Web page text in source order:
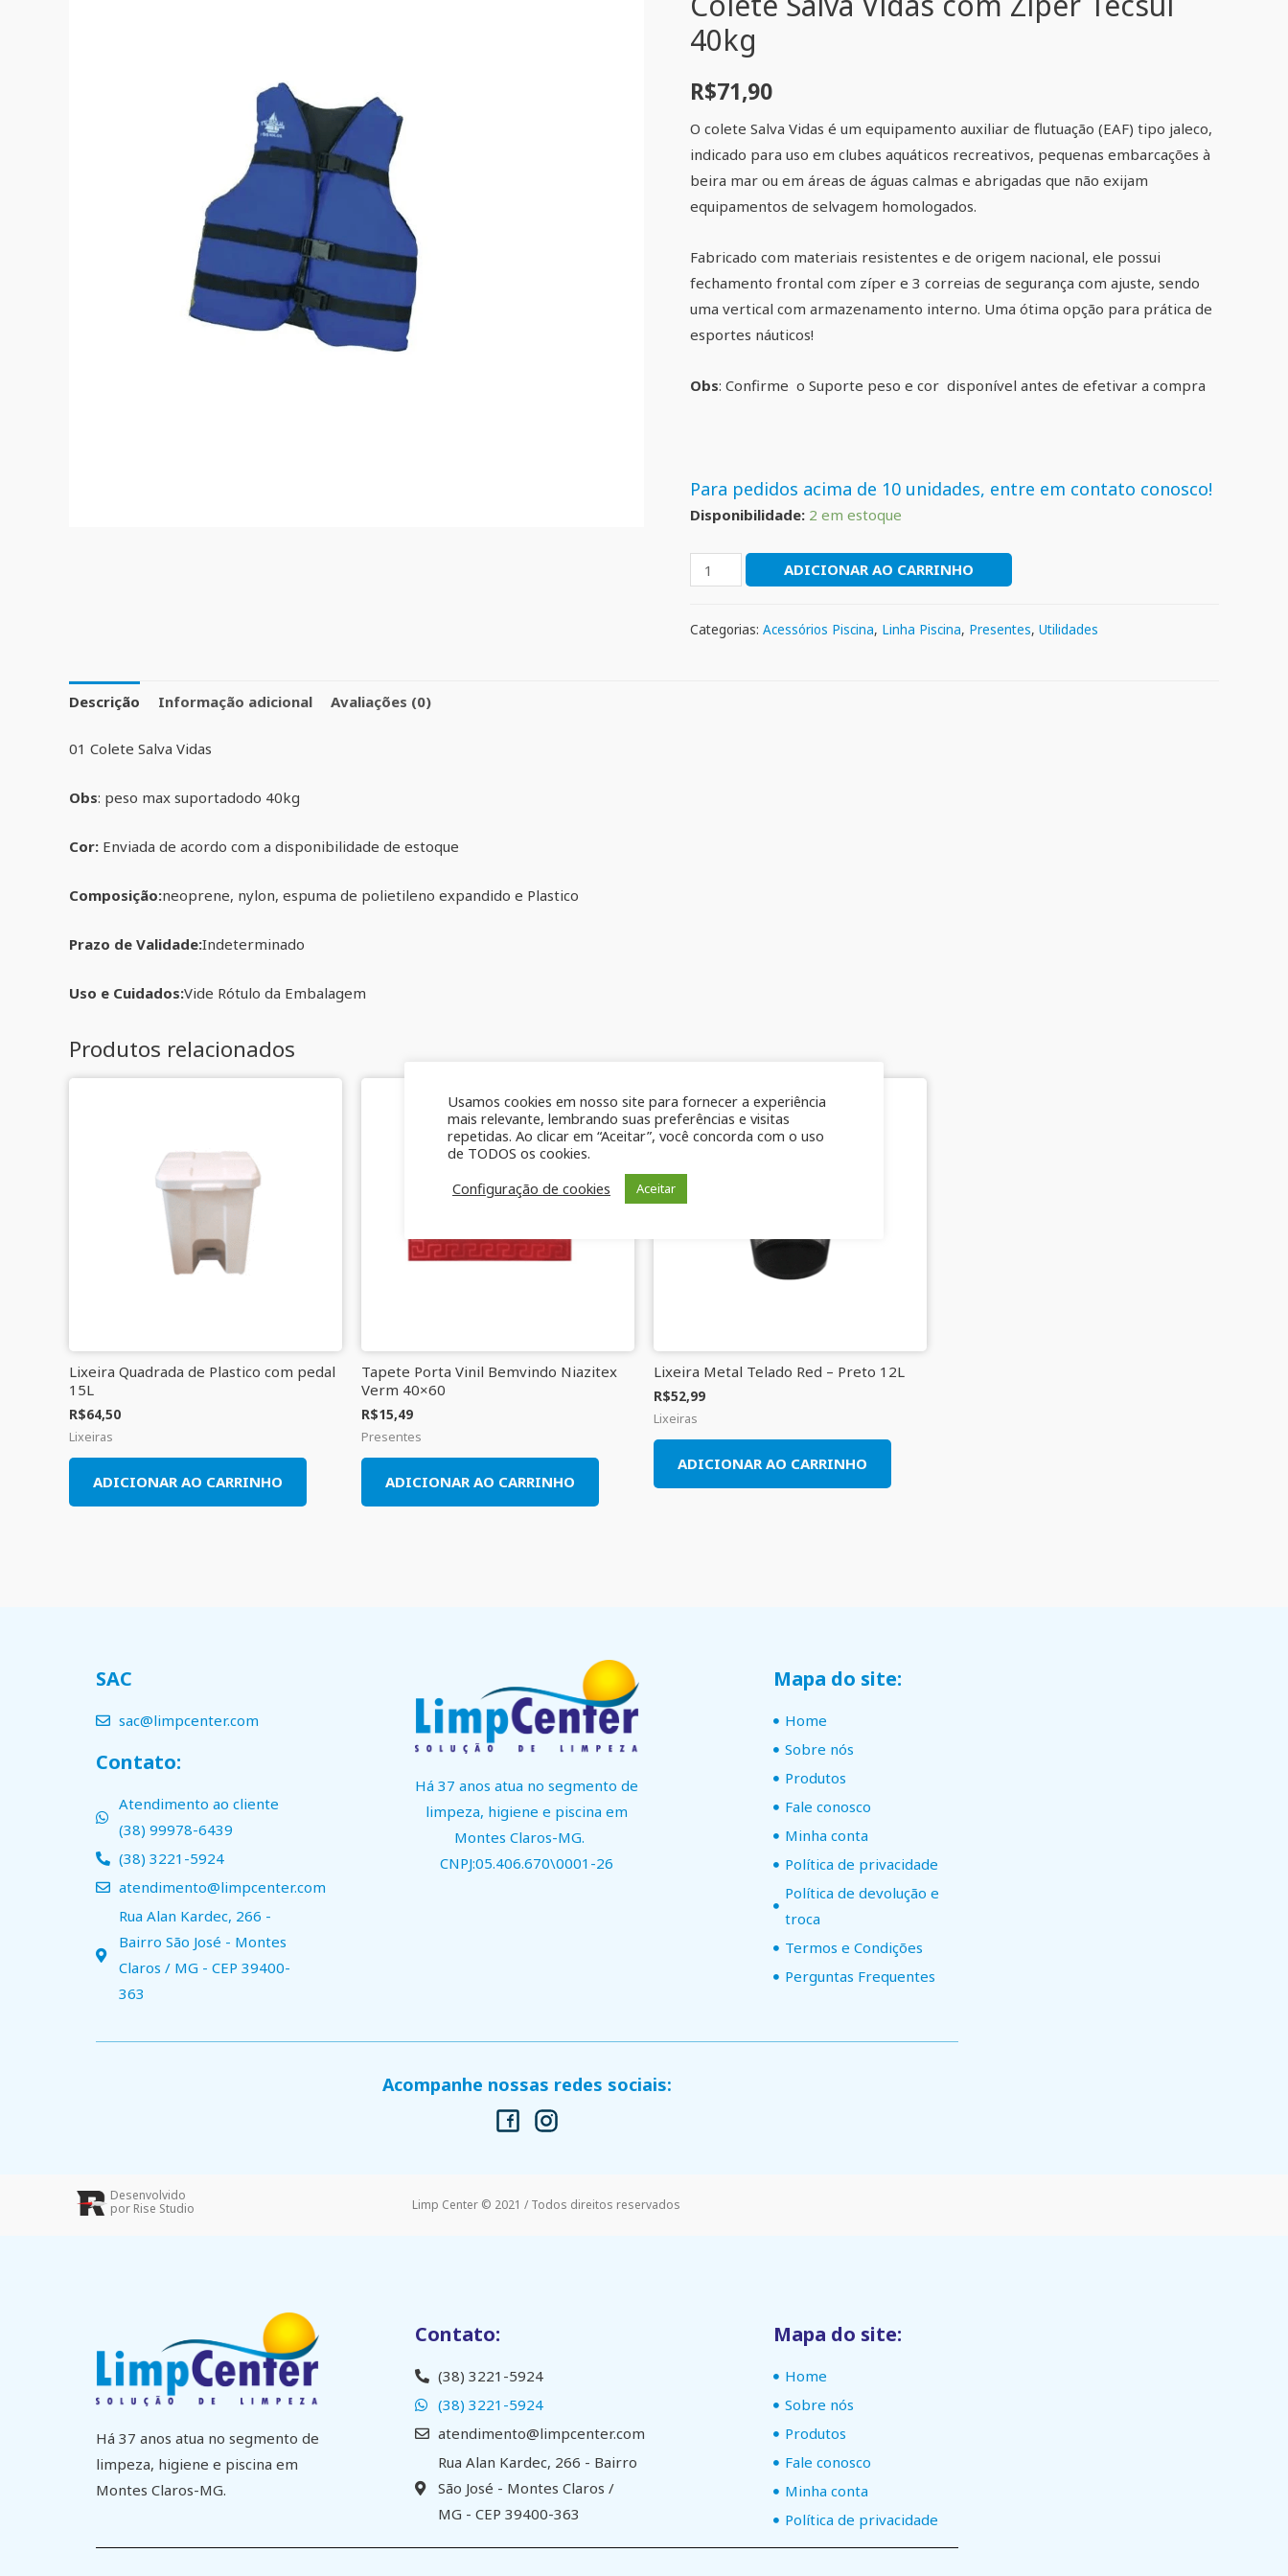
40kg
R$71,90
O colete Salva Vidas é um equipamento auxiliar de flutuação (EAF) tipo jaleco,
indicado para uso em clubes aquáticos recreativos, pequenas embarcações à
beira mar ou em áreas de águas calmas e abrigadas que não exijam
equipamentos de selvagem homologados.
Fabricado com materiais resistentes e de origem nacional, ele possui
fechamento frontal com zíper e 3 correias de segurança com ajuste, sendo
uma vertical com armazenamento interno. Uma ótima opção para prática de
esportes náuticos!
Obs: Confirme o Suporte peso e cor disponível antes de efetivar a compra
Para pedidos acima de 10 unidades, entre em contato conosco!
Disponibilidade: 2 em estoque
ADICIONAR AO CARRINHO
Categorias: Acessórios Piscina, Linha Piscina, Presentes, Utilidades
Descrição Informação adicional Avaliações (0)
01 Colete Salva Vidas
Obs: peso max suportadodo 40kg
Cor: Enviada de acordo com a disponibilidade de estoque
Composição:neoprene, nylon, espuma de polietileno expandido e Plastico
Prazo de Validade:Indeterminado
Uso e Cuidados:Vide Rótulo da Embalagem
Produtos relacionados
Lixeira Quadrada de Plastico com pedal
15L
R$64,50
Lixeiras
ADICIONAR AO CARRINHO
Tapete Porta Vinil Bemvindo Niazitex
Verm 40×60
R$15,49
Presentes
ADICIONAR AO CARRINHO
Lixeira Metal Telado Red – Preto 12L
R$52,99
Lixeiras
ADICIONAR AO CARRINHO
SAC
sac@limpcenter.com
Contato:
Atendimento ao cliente
(38) 99978-6439
(38) 3221-5924
atendimento@limpcenter.com
Rua Alan Kardec, 266 -
Bairro São José - Montes
Claros / MG - CEP 39400-
363
Há 37 anos atua no segmento de
limpeza, higiene e piscina em
Montes Claros-MG.
CNPJ:05.406.670\0001-26
Mapa do site:
Home
Sobre nós
Produtos
Fale conosco
Minha conta
Política de privacidade
Política de devolução e
troca
Termos e Condições
Perguntas Frequentes
Acompanhe nossas redes sociais:
Desenvolvido
por Rise Studio
Limp Center © 2021 / Todos direitos reservados
Há 37 anos atua no segmento de
limpeza, higiene e piscina em
Montes Claros-MG.
Contato:
(38) 3221-5924
(38) 3221-5924
atendimento@limpcenter.com
Rua Alan Kardec, 266 - Bairro
São José - Montes Claros /
MG - CEP 39400-363
Mapa do site:
Home
Sobre nós
Produtos
Fale conosco
Minha conta
Política de privacidade
Usamos cookies em nosso site para fornecer a experiência
mais relevante, lembrando suas preferências e visitas
repetidas. Ao clicar em “Aceitar”, você concorda com o uso
de TODOS os cookies.
Configuração de cookies
Aceitar